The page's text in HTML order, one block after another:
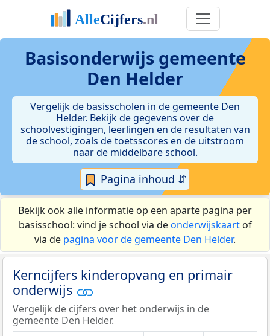
Basisonderwijs gemeente
Den Helder
Vergelijk de basisscholen in de gemeente Den
Helder. Bekijk de gegevens over de
schoolvestigingen, leerlingen en de resultaten van
de school, zoals de toetsscores en de uitstroom
naar de middelbare school.
Pagina inhoud ⇵
Bekijk ook alle informatie op een aparte pagina per
basisschool: vind je school via deonderwijskaartof
via de pagina voor de gemeente Den Helder.
Kerncijfers kinderopvang en primair
onderwijs
Vergelijk de cijfers over het onderwijs in de
gemeente Den Helder.